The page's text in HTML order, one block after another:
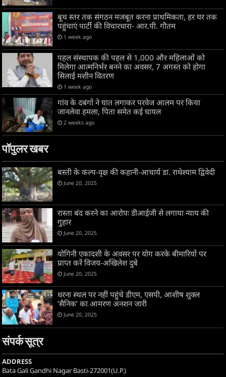
बूथ स्तर तक संगठन मजबूत करना प्राथमिकता, हर घर तक
पहुंचाएं पार्टी की विचारधारा- आर.पी. गौतम
1 week ago
पहल संस्थापक की पहल से 1,000 और महिलाओं को
मिलेगा आत्मनिर्भर बनने का अवसर, 7 अगस्त को होगा
सिलाई मशीन वितरण
1 week ago
गांव के दबंगों ने घात लगाकर परवेज आलम पर किया
जानलेवा हमला, पिता समेत कई घायल
2 weeks ago
पॉपुलर खबर
बस्ती के कल्प-वृक्ष की कहानी-आचार्य डा. राधेश्याम द्विवेदी
June 20, 2025
रास्ता बंद करने का आरोपः डीआईजी से लगाया न्याय की
गुहार
June 20, 2025
योगिनी एकादशी के अवसर पर योग करके बीमारियों पर
प्राप्त करें विजय-अखिलेश दुबे
June 20, 2025
धरना स्थल पर नहीं पहुंचे डीएम, एसपी, आशीष शुक्ल
‘सैनिक’ का आमरण अनशन जारी
June 20, 2025
संपर्क सूत्र
ADDRESS
Bata Gali Gandhi Nagar Basti-272001(U.P.)